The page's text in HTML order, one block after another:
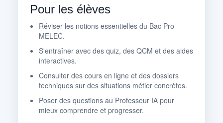
Pour les élèves
Réviser les notions essentielles du Bac Pro
MELEC.
S'entraîner avec des quiz, des QCM et des aides
interactives.
Consulter des cours en ligne et des dossiers
techniques sur des situations métier concrètes.
Poser des questions au Professeur IA pour
mieux comprendre et progresser.